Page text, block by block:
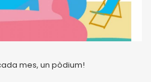
mes, un pòdium!